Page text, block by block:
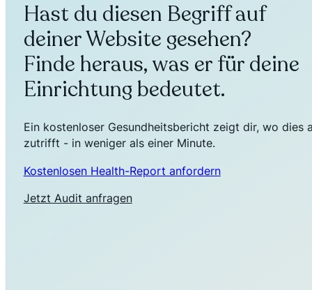
Hast du diesen Begriff auf
deiner Website gesehen?
Finde heraus, was er für deine
Einrichtung bedeutet.
Ein kostenloser Gesundheitsbericht zeigt dir, wo dies
zutrifft - in weniger als einer Minute.
Kostenlosen Health-Report anfordern
Jetzt Audit anfragen